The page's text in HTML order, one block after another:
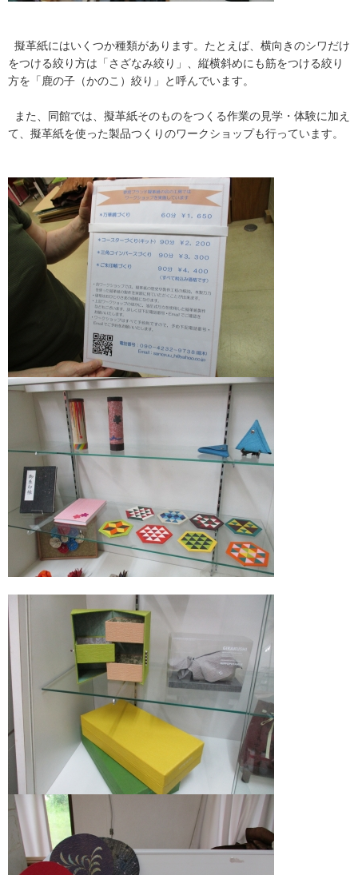
擬革紙にはいくつか種類があります。たとえば、横向きのシワだけ
をつける絞り方は「さざなみ絞り」、縦横斜めにも筋をつける絞り
方を「鹿の子（かのこ）絞り」と呼んでいます。
また、同館では、擬革紙そのものをつくる作業の見学・体験に加え
て、擬革紙を使った製品つくりのワークショップも行っています。